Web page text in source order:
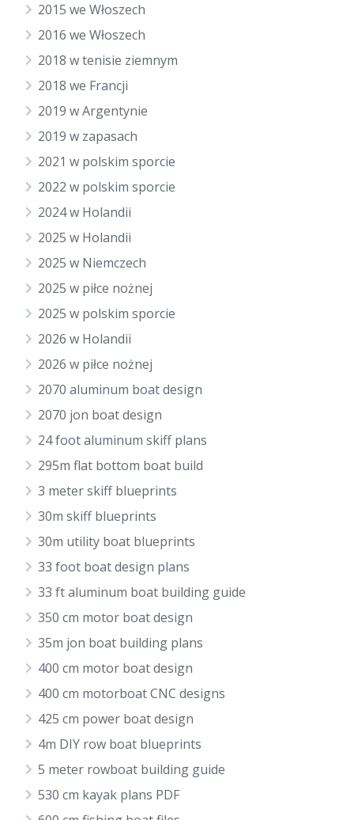
2015 we Włoszech
2016 we Włoszech
2018 w tenisie ziemnym
2018 we Francji
2019 w Argentynie
2019 w zapasach
2021 w polskim sporcie
2022 w polskim sporcie
2024 w Holandii
2025 w Holandii
2025 w Niemczech
2025 w piłce nożnej
2025 w polskim sporcie
2026 w Holandii
2026 w piłce nożnej
2070 aluminum boat design
2070 jon boat design
24 foot aluminum skiff plans
295m flat bottom boat build
3 meter skiff blueprints
30m skiff blueprints
30m utility boat blueprints
33 foot boat design plans
33 ft aluminum boat building guide
350 cm motor boat design
35m jon boat building plans
400 cm motor boat design
400 cm motorboat CNC designs
425 cm power boat design
4m DIY row boat blueprints
5 meter rowboat building guide
530 cm kayak plans PDF